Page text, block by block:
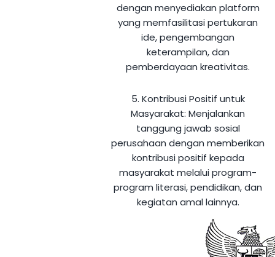
dengan menyediakan platform
yang memfasilitasi pertukaran
ide, pengembangan
keterampilan, dan
pemberdayaan kreativitas.
5. Kontribusi Positif untuk
Masyarakat: Menjalankan
tanggung jawab sosial
perusahaan dengan memberikan
kontribusi positif kepada
masyarakat melalui program-
program literasi, pendidikan, dan
kegiatan amal lainnya.